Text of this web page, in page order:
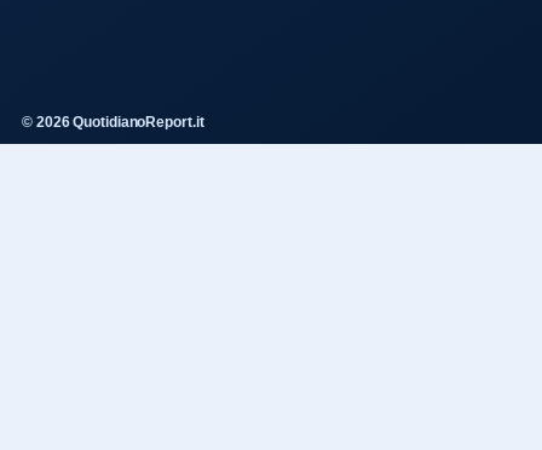
© 2026 QuotidianoReport.it